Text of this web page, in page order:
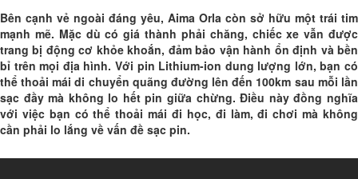
Bên cạnh vẻ ngoài đáng yêu, Aima Orla còn sở hữu một trái tim
mạnh mẽ. Mặc dù có giá thành phải chăng, chiếc xe vẫn được
trang bị động cơ khỏe khoắn, đảm bảo vận hành ổn định và bền
bỉ trên mọi địa hình. Với pin Lithium-ion dung lượng lớn, bạn có
thể thoải mái di chuyển quãng đường lên đến 100km sau mỗi lần
sạc đầy mà không lo hết pin giữa chừng. Điều này đồng nghĩa
với việc bạn có thể thoải mái đi học, đi làm, đi chơi mà không
cần phải lo lắng về vấn đề sạc pin.